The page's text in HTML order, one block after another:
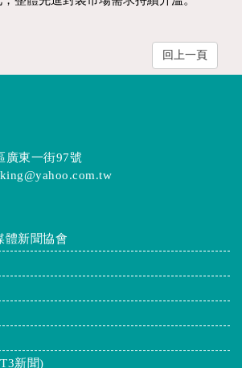
回上一頁
廣東一街97號
體新聞協會
新聞)